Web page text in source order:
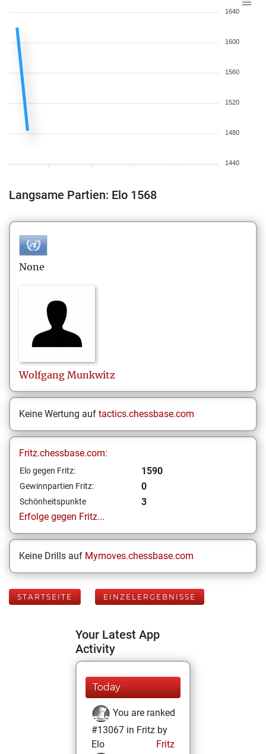
1640
1600
1560
1520
1480
1440
Langsame Partien: Elo 1568
None
Wolfgang Munkwitz
Keine Wertung auf tactics.chessbase.com
Fritz.chessbase.com:
Elo gegen Fritz: 1590
Gewinnpartien Fritz: 0
Schönheitspunkte
3
Erfolge gegen Fritz...
Keine Drills auf Mymoves.chessbase.com
STARTSEITE EINZELERGEBNISSE
Your Latest App
Activity
Today
You are ranked
#13067 in Fritz by
Elo
Fritz